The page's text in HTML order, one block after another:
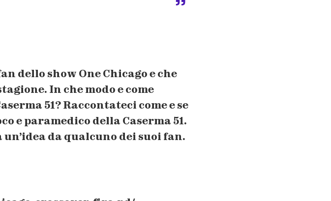
dello show One Chicagoe che
In che modo e come
51? Raccontateci come e se
e paramedico della Caserma 51.
da qualcuno dei suoi fan.